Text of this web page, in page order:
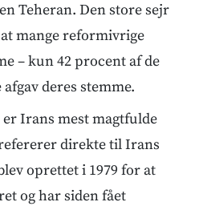
Teheran. Den store sejr
mange reformivrige
– kun 42 procent af de
deres stemme.
Irans mest magtfulde
direkte til Irans
oprettet i 1979 for at
og har siden fået